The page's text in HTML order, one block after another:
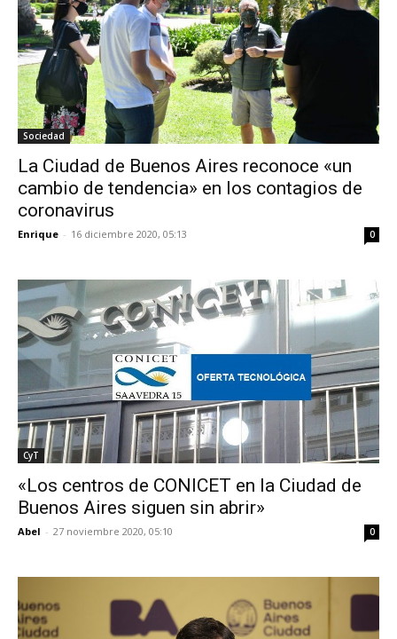
Sociedad
La Ciudad de Buenos Aires reconoce «un
cambio de tendencia» en los contagios de
coronavirus
Enrique - 16 diciembre 2020, 05:13 0
CyT
«Los centros de CONICET en la Ciudad de
Buenos Aires siguen sin abrir»
Abel - 27 noviembre 2020, 05:10 0